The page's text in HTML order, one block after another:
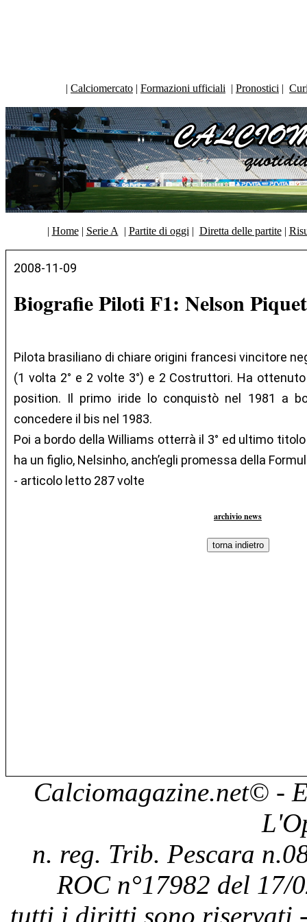
| Calciomercato | Formazioni ufficiali | Pronostici |
| Home| Serie A | Partite di oggi | Diretta delle partite|
2008-11-09
Biografie Piloti F1: Nelson
Pilota brasiliano di chiare origini francesi vincitore
(1 volta 2° e 2 volte 3°) e 2 Costruttori. Ha
position. Il primo iride lo conquistò nel 1981 a
concedere il bis nel 1983.
Poi a bordo della Williams otterrà il 3° ed ultimo
ha un figlio, Nelsinho, anch’egli promessa della
- articolo letto 287 volte
archivio news
Calciomagazine.net© -
n. reg. Trib. Pescara
ROC n°17982 del 17/
tutti i diritti sono riservati